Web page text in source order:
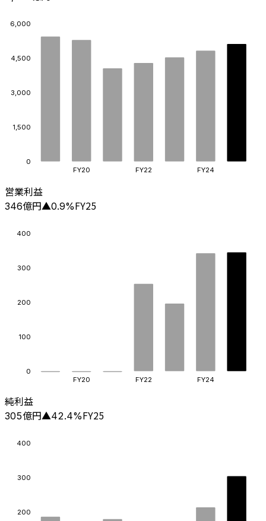
0
1,500
3,000
4,500
6,000
FY20 FY22 FY24
営業利益
346億円▲0.9%FY25
0
100
200
300
400
FY20 FY22 FY24
純利益
305億円▲42.4%FY25
200
300
400